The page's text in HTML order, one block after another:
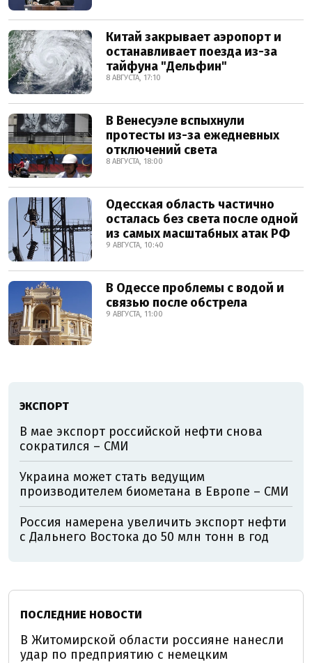
Китай закрывает аэропорт и
останавливает поезда из-за
тайфуна "Дельфин"
8 АВГУСТА, 17:10
В Венесуэле вспыхнули
протесты из-за ежедневных
отключений света
8 АВГУСТА, 18:00
Одесская область частично
осталась без света после одной
из самых масштабных атак РФ
9 АВГУСТА, 10:40
В Одессе проблемы с водой и
связью после обстрела
9 АВГУСТА, 11:00
ЭКСПОРТ
В мае экспорт российской нефти снова
сократился – СМИ
Украина может стать ведущим
производителем биометана в Европе – СМИ
Россия намерена увеличить экспорт нефти
с Дальнего Востока до 50 млн тонн в год
ПОСЛЕДНИЕ НОВОСТИ
В Житомирской области россияне нанесли
удар по предприятию с немецким